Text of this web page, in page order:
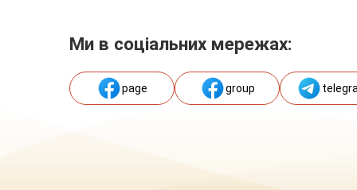
Ми в соціальних мережах:
page group